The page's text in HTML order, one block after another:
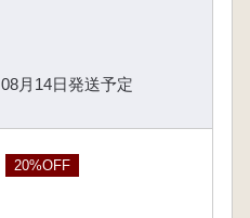
08月14日発送予定
20%OFF